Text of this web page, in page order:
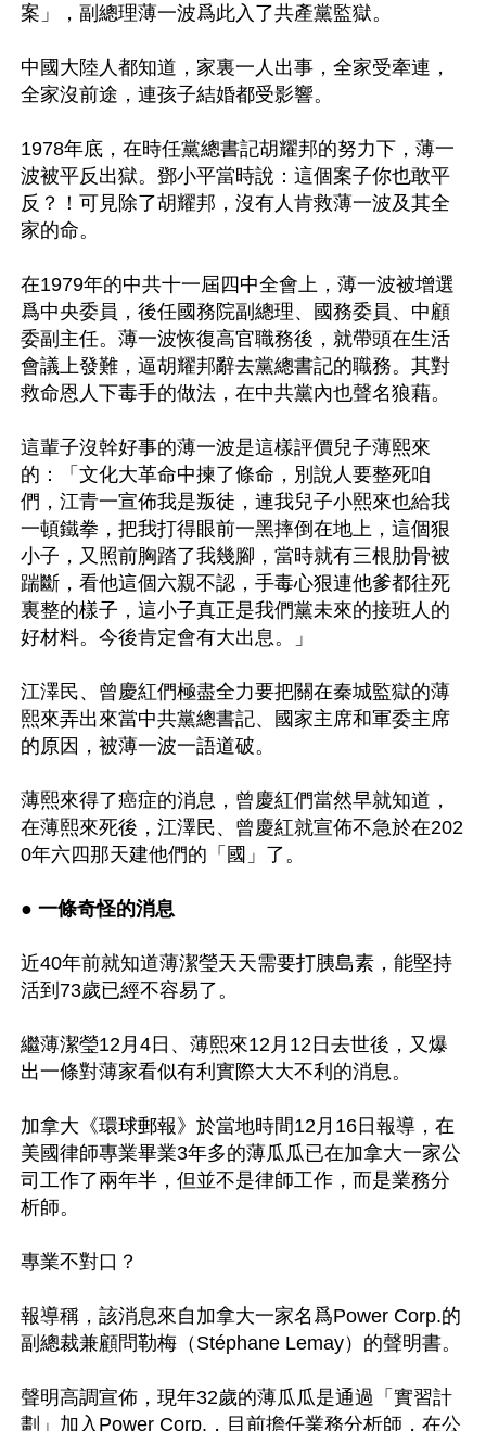
案」，副總理薄一波爲此入了共產黨監獄。
中國大陸人都知道，家裏一人出事，全家受牽連，
全家沒前途，連孩子結婚都受影響。
1978年底，在時任黨總書記胡耀邦的努力下，薄一
波被平反出獄。鄧小平當時說：這個案子你也敢平
反？！可見除了胡耀邦，沒有人肯救薄一波及其全
家的命。
在1979年的中共十一屆四中全會上，薄一波被增選
爲中央委員，後任國務院副總理、國務委員、中顧
委副主任。薄一波恢復高官職務後，就帶頭在生活
會議上發難，逼胡耀邦辭去黨總書記的職務。其對
救命恩人下毒手的做法，在中共黨內也聲名狼藉。
這輩子沒幹好事的薄一波是這樣評價兒子薄熙來
的：「文化大革命中揀了條命，別說人要整死咱
們，江青一宣佈我是叛徒，連我兒子小熙來也給我
一頓鐵拳，把我打得眼前一黑摔倒在地上，這個狠
小子，又照前胸踏了我幾腳，當時就有三根肋骨被
踹斷，看他這個六親不認，手毒心狠連他爹都往死
裏整的樣子，這小子真正是我們黨未來的接班人的
好材料。今後肯定會有大出息。」
江澤民、曾慶紅們極盡全力要把關在秦城監獄的薄
熙來弄出來當中共黨總書記、國家主席和軍委主席
的原因，被薄一波一語道破。
薄熙來得了癌症的消息，曾慶紅們當然早就知道，
在薄熙來死後，江澤民、曾慶紅就宣佈不急於在202
0年六四那天建他們的「國」了。
● 一條奇怪的消息
近40年前就知道薄潔瑩天天需要打胰島素，能堅持
活到73歲已經不容易了。
繼薄潔瑩12月4日、薄熙來12月12日去世後，又爆
出一條對薄家看似有利實際大大不利的消息。
加拿大《環球郵報》於當地時間12月16日報導，在
美國律師專業畢業3年多的薄瓜瓜已在加拿大一家公
司工作了兩年半，但並不是律師工作，而是業務分
析師。
專業不對口？
報導稱，該消息來自加拿大一家名爲Power Corp.的
副總裁兼顧問勒梅（Stéphane Lemay）的聲明書。
聲明高調宣佈，現年32歲的薄瓜瓜是通過「實習計
劃」加入Power Corp.，目前擔任業務分析師，在公